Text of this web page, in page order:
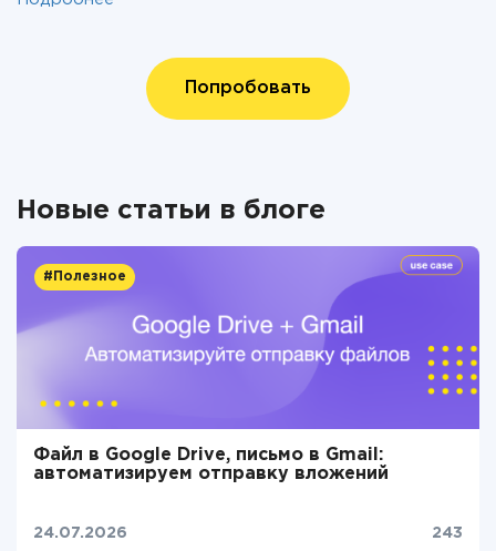
Попробовать
Новые статьи в блоге
#Полезное
Файл в Google Drive, письмо в Gmail:
автоматизируем отправку вложений
24.07.2026 243